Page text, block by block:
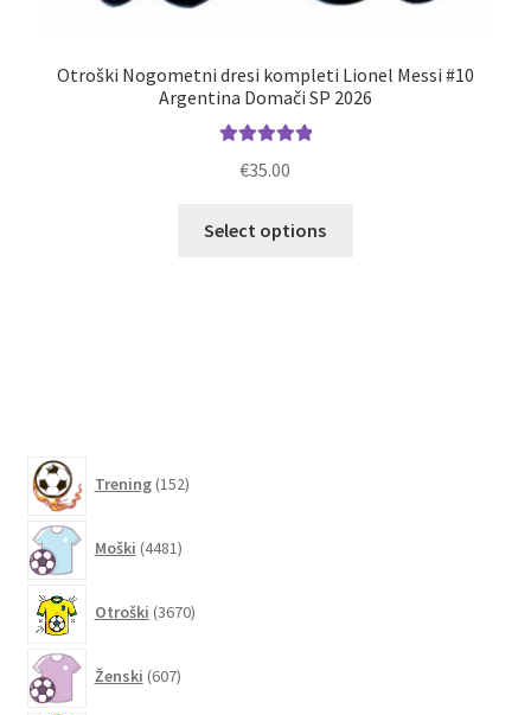
Otroški Nogometni dresi kompleti Lionel Messi #10
Argentina Domači SP 2026
€35.00
Select options
Trening 152izdelkov
Moški 4481izdelkov
Otroški 3670izdelkov
Ženski 607izdelkov